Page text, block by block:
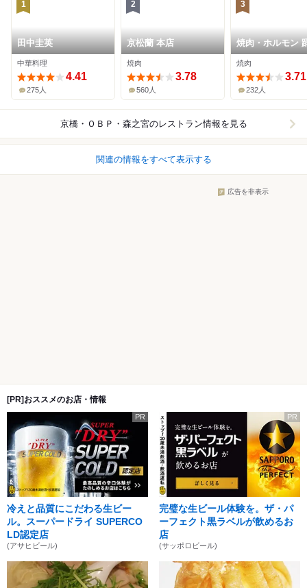
1
田中圭英
中華料理
4.41
275人
2
京松蘭 本店
焼肉
3.78
560人
3
焼肉・ホルモン
焼肉
3.71
232人
京橋・ＯＢＰ・森之宮のレストラン情報を見る
関連の情報をすべて表示する
広告を非表示
[PR]おススメのお店・情報
PR
冷えと品質にこだわる生ビー
ル。スーパードライ SUPERCO
LD認定店
(アサヒビール)
PR
完璧な生ビール体験を。ザ・パ
ーフェクト黒ラベルが飲めるお
店
(サッポロビール)